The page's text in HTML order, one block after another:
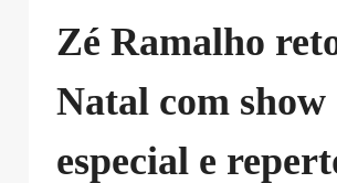
Zé Ramalho
Natal com show
especial e